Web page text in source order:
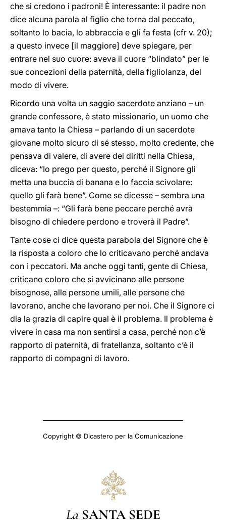
che si credono i padroni! È interessante: il padre non
dice alcuna parola al figlio che torna dal peccato,
soltanto lo bacia, lo abbraccia e gli fa festa (cfr v. 20);
a questo invece [il maggiore] deve spiegare, per
entrare nel suo cuore: aveva il cuore “blindato” per le
sue concezioni della paternità, della figliolanza, del
modo di vivere.
Ricordo una volta un saggio sacerdote anziano – un
grande confessore, è stato missionario, un uomo che
amava tanto la Chiesa – parlando di un sacerdote
giovane molto sicuro di sé stesso, molto credente, che
pensava di valere, di avere dei diritti nella Chiesa,
diceva: “Io prego per questo, perché il Signore gli
metta una buccia di banana e lo faccia scivolare:
quello gli farà bene”. Come se dicesse – sembra una
bestemmia –: “Gli farà bene peccare perché avrà
bisogno di chiedere perdono e troverà il Padre”.
Tante cose ci dice questa parabola del Signore che è
la risposta a coloro che lo criticavano perché andava
con i peccatori. Ma anche oggi tanti, gente di Chiesa,
criticano coloro che si avvicinano alle persone
bisognose, alle persone umili, alle persone che
lavorano, anche che lavorano per noi. Che il Signore ci
dia la grazia di capire qual è il problema. Il problema è
vivere in casa ma non sentirsi a casa, perché non c’è
rapporto di paternità, di fratellanza, soltanto c’è il
rapporto di compagni di lavoro.
Copyright © Dicastero per la Comunicazione
La SANTA SEDE